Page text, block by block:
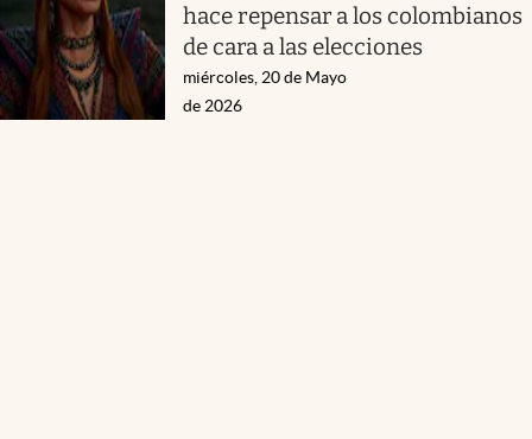
hace repensar a los colombianos
de cara a las elecciones
miércoles, 20 de Mayo
de 2026